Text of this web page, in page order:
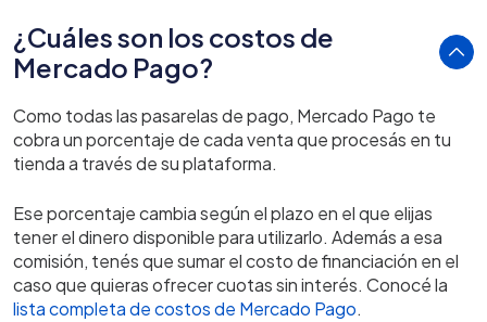
¿Cuáles son los costos de
Mercado Pago?
Como todas las pasarelas de pago, Mercado Pago te
cobra un porcentaje de cada venta que procesás en tu
tienda a través de su plataforma.
Ese porcentaje cambia según el plazo en el que elijas
tener el dinero disponible para utilizarlo. Además a esa
comisión, tenés que sumar el costo de financiación en el
caso que quieras ofrecer cuotas sin interés. Conocé la
lista completa de costos de Mercado Pago.